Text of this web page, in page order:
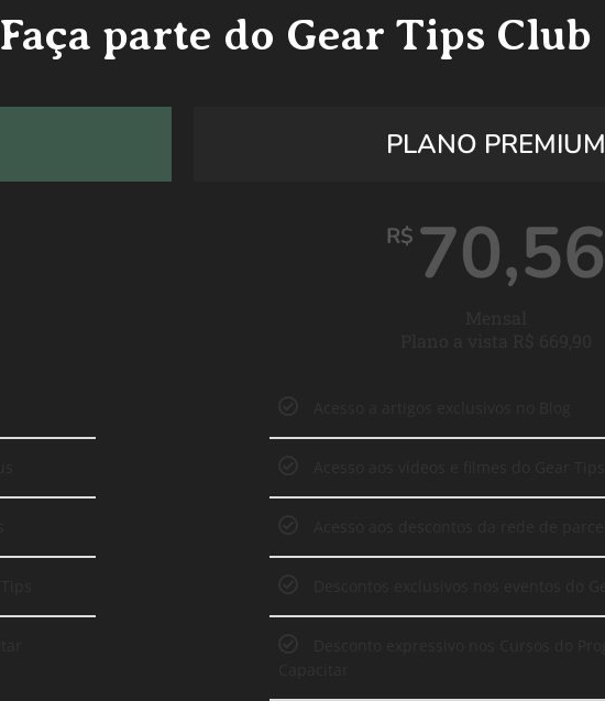
Faça parte do Gear Tips Club
PLANO PREMIUM
R$ 70,56